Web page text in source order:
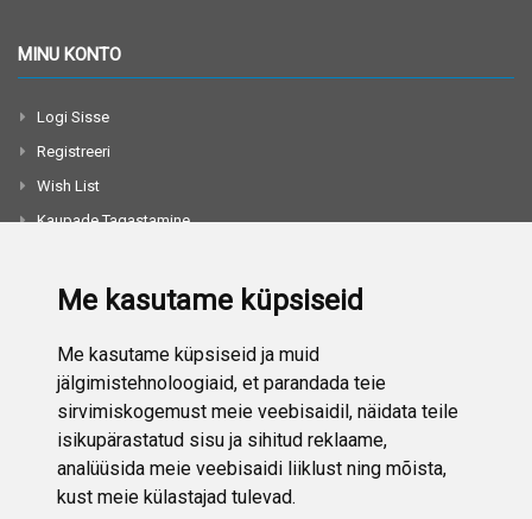
Me kasutame küpsiseid
Me kasutame küpsiseid ja muid
jälgimistehnoloogiaid, et parandada teie
sirvimiskogemust meie veebisaidil, näidata teile
isikupärastatud sisu ja sihitud reklaame,
analüüsida meie veebisaidi liiklust ning mõista,
kust meie külastajad tulevad.
MINU KONTO
Logi Sisse
Registreeri
Wish List
Kaupade Tagastamine
Meie Kohta
Kontakt
Privaatsuspoliitika
Ostu-Müügi Eeskirjad